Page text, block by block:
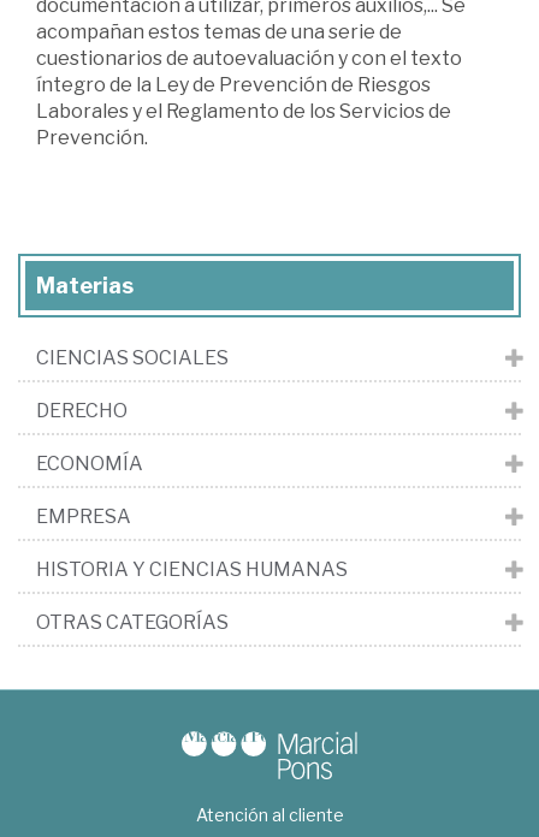
documentación a utilizar, primeros auxilios,... Se
acompañan estos temas de una serie de
cuestionarios de autoevaluación y con el texto
íntegro de la Ley de Prevención de Riesgos
Laborales y el Reglamento de los Servicios de
Prevención.
Materias
CIENCIAS SOCIALES
DERECHO
ECONOMÍA
EMPRESA
HISTORIA Y CIENCIAS HUMANAS
OTRAS CATEGORÍAS
Atención al cliente